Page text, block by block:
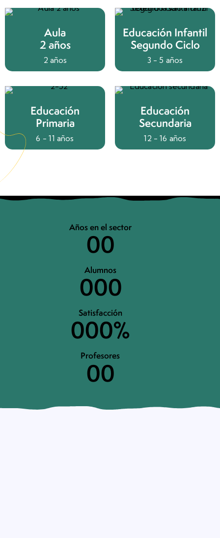
Aula
2 años
2 años
Educación Infantil
Segundo Ciclo
3 - 5 años
Educación
Primaria
6 - 11 años
Educación
Secundaria
12 - 16 años
Años en el sector
00
Alumnos
000
Satisfacción
000%
Profesores
00